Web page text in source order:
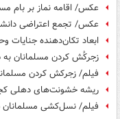
عکس/ اقامه نماز بر بام
عکس/ تجمع اعتراضی
ابعاد تکان‌دهنده جنایات
زجرکُش کردن مسلمانان
فیلم/ زجرکش کردن
ریشه خشونت‌های دهلی
فیلم/ نسل‌کشی مسلمانان